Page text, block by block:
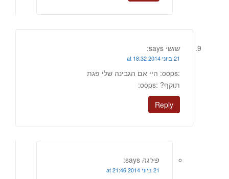
שושי says:
21 ביוני 2014 at 18:32
:oops: היי אם הגבינה שלי פגת
תוקף? :oops:
Reply
פירגה says:
21 ביוני 2014 at 21:46